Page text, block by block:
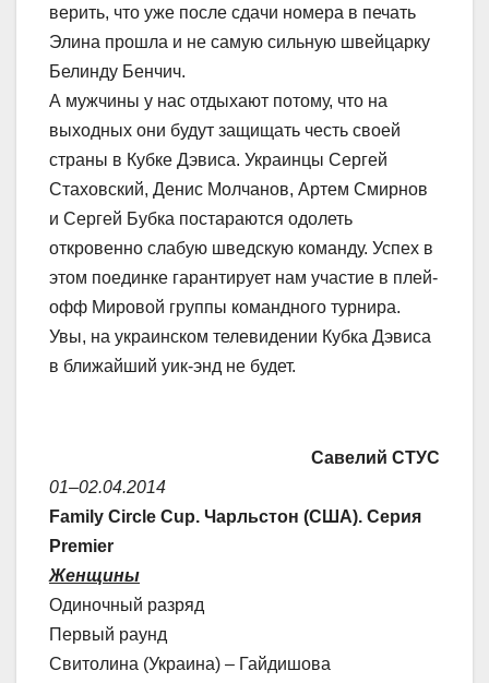
верить, что уже после сдачи номера в печать
Элина прошла и не самую сильную швейцарку
Белинду Бенчич.
А мужчины у нас отдыхают потому, что на
выходных они будут защищать честь своей
страны в Кубке Дэвиса. Украинцы Сергей
Стаховский, Денис Молчанов, Артем Смирнов
и Сергей Бубка постараются одолеть
откровенно слабую шведскую команду. Успех в
этом поединке гарантирует нам участие в плей-
офф Мировой группы командного турнира.
Увы, на украинском телевидении Кубка Дэвиса
в ближайший уик-энд не будет.
Савелий СТУС
01–02.04.2014
Family Circle Cup. Чарльстон (США). Серия
Premier
Женщины
Одиночный разряд
Первый раунд
Свитолина (Украина) – Гайдишова